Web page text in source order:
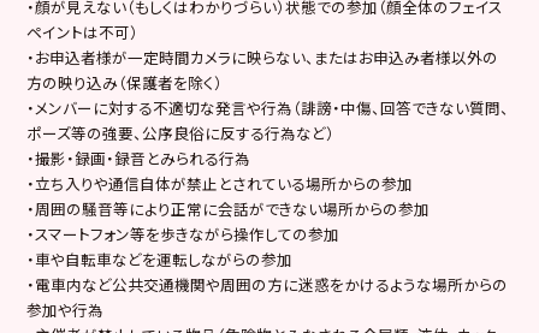
・顔が見えない（もしくはわかりづらい）状態での参加（顔全体のフェイス
ペイントは不可）
・お申込者様が一定時間カメラに映らない、またはお申込み者様以外の
方の映り込み（保護者を除く）
・メンバーに対する不適切な発言や行為（誹謗・中傷、回答できない質問、
ポーズ等の強要、公序良俗に反する行為など）
・撮影・録画・録音とみられる行為
・立ち入りや通信自体が禁止とされている場所からの参加
・周囲の騒音等により正常に会話ができない場所からの参加
・スマートフォン等を歩きながら操作しての参加
・車や自転車などを運転しながらの参加
・電車内など公共交通機関や周囲の方に迷惑をかけるような場所からの
参加や行為